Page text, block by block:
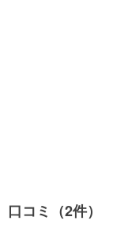
口コミ（2件）